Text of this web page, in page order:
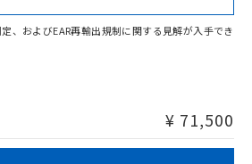
在する可能性があります。
、およびEAR再輸出規制に関する見解が入手でき
¥ 71,500